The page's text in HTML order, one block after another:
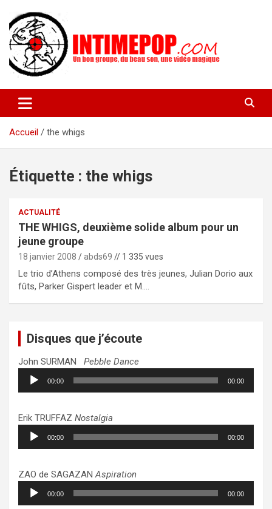
contenu
intimepop.com
actuelles pop rock, post-rock, indé sur Lyon. rock pop concert
lyon
Accueil
the whigs
Étiquette : the whigs
ACTUALITÉ
THE WHIGS, deuxième solide album pour un
jeune groupe
18 janvier 2008 abds69 // 1 335 vues
Le trio d’Athens composé des très jeunes, Julian Dorio aux
fûts, Parker Gispert leader et M.…
Disques que j’écoute
John SURMAN Pebble Dance
Lecteur
audio
00:00 00:00
Erik TRUFFAZ Nostalgia
Lecteur
audio
00:00 00:00
ZAO de SAGAZANAspiration
Lecteur
audio
00:00 00:00